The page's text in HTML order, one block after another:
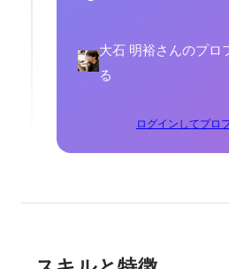
大石 明裕さんのプロ
る
ログインしてプロ